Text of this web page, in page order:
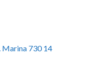
Marina 730 14